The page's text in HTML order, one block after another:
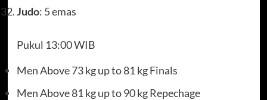
Judo: 5 emas
Pukul 13:00 WIB
Men Above 73 kg up to 81 kg Finals
Men Above 81 kg up to 90 kg Repechage